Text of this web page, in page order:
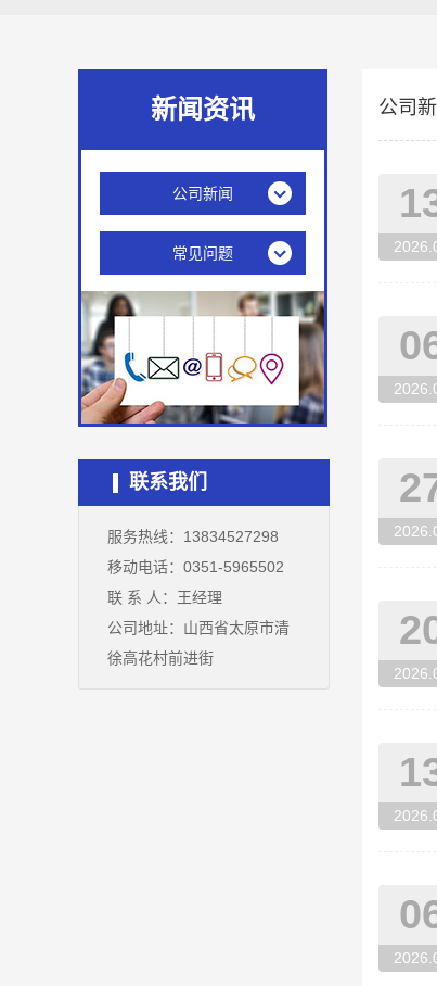
新闻资讯
公司新闻
常见问题
联系我们
服务热线：13834527298
移动电话：0351-5965502
联 系 人：王经理
公司地址：山西省太原市清
徐高花村前进街
公司